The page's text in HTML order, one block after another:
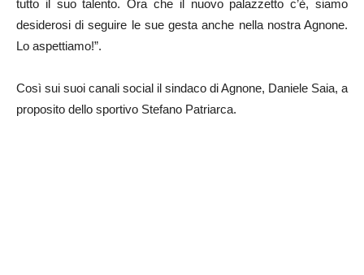
tutto il suo talento. Ora che il nuovo palazzetto c’è, siamo
desiderosi di seguire le sue gesta anche nella nostra Agnone.
Lo aspettiamo!”.
Così sui suoi canali social il sindaco di Agnone, Daniele Saia, a
proposito dello sportivo Stefano Patriarca.